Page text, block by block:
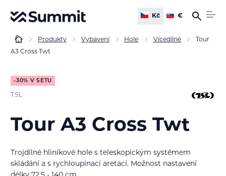
Kč €
Produkty Vybavení Hole Vícedílné
Tour
A3 Cross Twt
-30% V SETU
TSL
Tour A3 Cross Twt
Trojdílné hliníkové hole s teleskopickým systémem
skládání a s rychloupínací aretací. Možnost nastavení